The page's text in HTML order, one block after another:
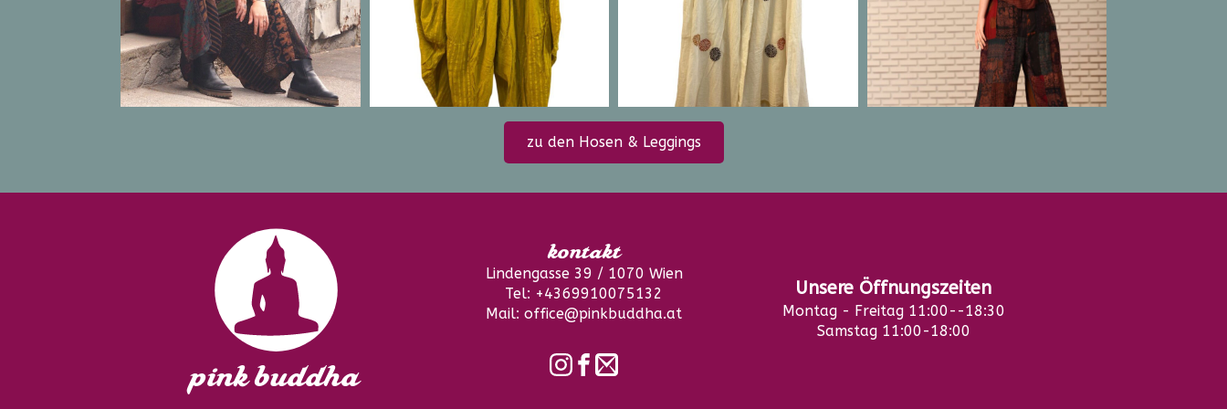
zu den Hosen & Leggings
pink buddha
kontakt
Lindengasse 39 / 1070 Wien
Tel: +4369910075132
Mail: office@pinkbuddha.at
Unsere Öffnungszeiten
Montag - Freitag 11:00--18:30
Samstag 11:00-18:00